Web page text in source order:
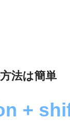
法は簡単
+